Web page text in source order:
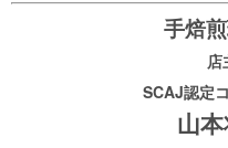
手焙
店
SCAJ認定
山